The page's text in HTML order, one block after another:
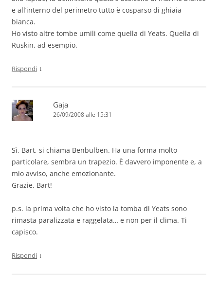
e all’interno del perimetro tutto è cosparso di ghiaia
bianca.
Ho visto altre tombe umili come quella di Yeats. Quella di
Ruskin, ad esempio.
Rispondi ↓
Gaja
26/09/2008 alle 15:31
Sì, Bart, si chiama Benbulben. Ha una forma molto
particolare, sembra un trapezio. È davvero imponente e, a
mio avviso, anche emozionante.
Grazie, Bart!
p.s. la prima volta che ho visto la tomba di Yeats sono
rimasta paralizzata e raggelata… e non per il clima. Ti
capisco.
Rispondi ↓